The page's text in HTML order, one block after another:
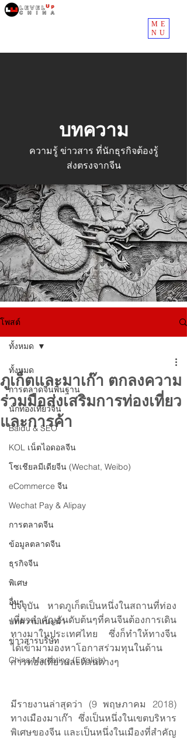
ME
NU
บทความ
ความรู้ ข่าวสาร ที่นักธุรกิจต้องรู้
ส่งตรงจากจีน
โพสต์
ทั้งหมด
การตลาดจีนพื้นฐาน
นักท่องเที่ยวจีน
Baidu & SEO
KOL เน็ตไอดอลจีน
โซเชียลมีเดียจีน (Wechat, Weibo)
eCommerce จีน
Wechat Pay & Alipay
การตลาดจีน
ข้อมูลตลาดจีน
ธุรกิจจีน
พิเศษ
อื่นๆ
บทความแนะนำ
ข่าวสารบริษัท
China Marketing (English)
ทั้งหมด
ภูเก็ตและมาเก๊า ตกลงความ
ร่วมมือส่งเสริมการท่องเที่ยว
และการค้า
ปัจจุบัน หาดภูเก็ตเป็นหนึ่งในสถานที่ท่อง
เที่ยวสำคัญอันดับต้นๆที่คนจีนต้องการเดิน
ทางมาในประเทศไทย ซึ่งก็ทำให้ทางจีน
ได้เข้ามามองหาโอกาสร่วมทุนในด้าน
การท่องเที่ยวและด้านต่างๆ
มีรายงานล่าสุดว่า (9 พฤษภาคม 2018)
ทางเมืองมาเก๊า ซึ่งเป็นหนึ่งในเขตบริหาร
พิเศษของจีน และเป็นหนึ่งในเมืองที่สำคัญ